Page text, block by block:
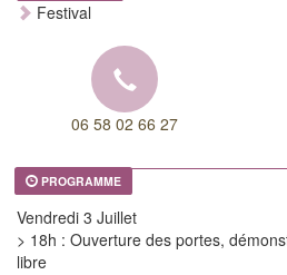
Festival
06 58 02 66 27
PROGRAMME
Vendredi 3 Juillet
> 18h : Ouverture des portes,
libre